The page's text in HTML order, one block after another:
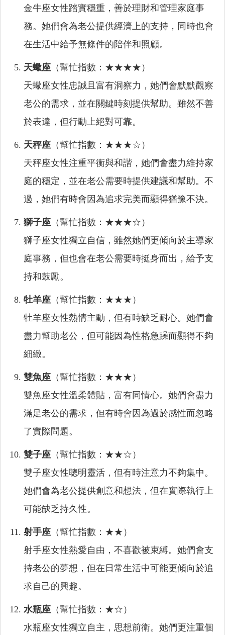
金牛座女性踏實穩重，善於理財和管理家庭事
務。她們會為老公提供經濟上的支持，同時也會
在生活中給予無條件的陪伴和照顧。
天蠍座 （幫忙指數：★★★★）
天蠍座女性忠誠且富有洞察力，她們會默默觀察
老公的需求，並在關鍵時刻提供幫助。雖然不善
於表達，但行動上絕對可靠。
天秤座 （幫忙指數：★★★☆）
天秤座女性注重平衡與和諧，她們會盡力維持家
庭的穩定，並在老公需要時提供建議和幫助。不
過，她們有時會因為追求完美而顯得猶豫不決。
獅子座 （幫忙指數：★★★☆）
獅子座女性獨立自信，雖然她們更傾向於主導家
庭事務，但也會在老公需要時挺身而出，給予支
持和鼓勵。
牡羊座 （幫忙指數：★★★）
牡羊座女性熱情主動，但有時缺乏耐心。她們會
盡力幫助老公，但可能因為性格急躁而顯得不夠
細緻。
雙魚座 （幫忙指數：★★★）
雙魚座女性溫柔體貼，富有同情心。她們會盡力
滿足老公的需求，但有時會因為過於感性而忽略
了實際問題。
雙子座 （幫忙指數：★★☆）
雙子座女性聰明靈活，但有時注意力不夠集中。
她們會為老公提供創意和想法，但在實際執行上
可能缺乏持久性。
射手座 （幫忙指數：★★）
射手座女性熱愛自由，不喜歡被束縛。她們會支
持老公的夢想，但在日常生活中可能更傾向於追
求自己的興趣。
水瓶座 （幫忙指數：★☆）
水瓶座女性獨立自主，思想前衛。她們更注重個